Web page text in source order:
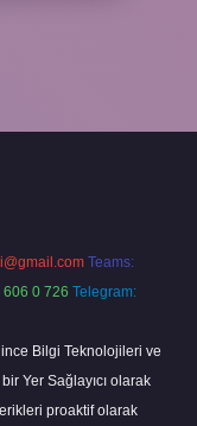
Teams:
0 726 Telegram:
Bilgi Teknolojileri ve
Yer Sağlayıcı olarak
proaktif olarak